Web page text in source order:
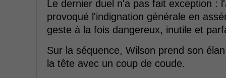
Le dernier duel n'a pas fait exception :
provoqué l'indignation générale en
geste à la fois dangereux, inutile et
Sur la séquence, Wilson prend son
la tête avec un coup de coude.